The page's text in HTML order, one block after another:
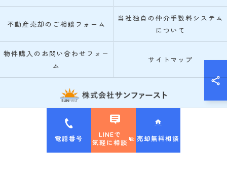
電話番号
LINEで
気軽に相談
売却無料相談
不動産売却のご相談フォーム
当社独自の仲介手数料システム
について
物件購入のお問い合わせフォー
ム
サイトマップ
© 2026 箕面市・池田市の不動産売却なら株式会社サンファースト ALL RIGHTS
RESERVED.